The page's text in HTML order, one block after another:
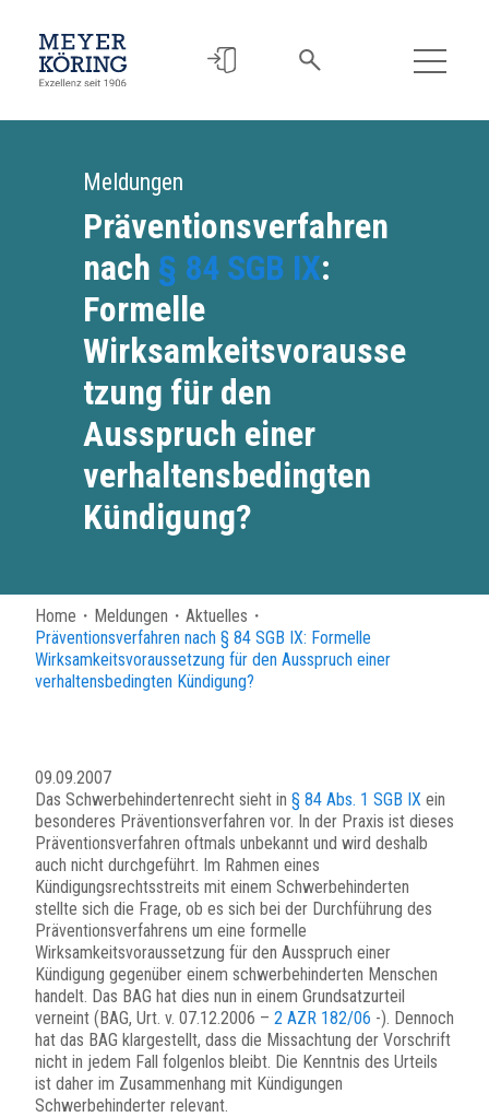
Meldungen
Präventionsverfahren
nach § 84 SGB IX:
Formelle
Wirksamkeitsvorausse
tzung für den
Ausspruch einer
verhaltensbedingten
Kündigung?
Home ・ Meldungen ・ Aktuelles ・
Präventionsverfahren nach § 84 SGB IX: Formelle
Wirksamkeitsvoraussetzung für den Ausspruch einer
verhaltensbedingten Kündigung?
09.09.2007
Das Schwerbehindertenrecht sieht in § 84 Abs. 1 SGB IX ein
besonderes Präventionsverfahren vor. In der Praxis ist dieses
Präventionsverfahren oftmals unbekannt und wird deshalb
auch nicht durchgeführt. Im Rahmen eines
Kündigungsrechtsstreits mit einem Schwerbehinderten
stellte sich die Frage, ob es sich bei der Durchführung des
Präventionsverfahrens um eine formelle
Wirksamkeitsvoraussetzung für den Ausspruch einer
Kündigung gegenüber einem schwerbehinderten Menschen
handelt. Das BAG hat dies nun in einem Grundsatzurteil
verneint (BAG, Urt. v. 07.12.2006 – 2 AZR 182/06 -). Dennoch
hat das BAG klargestellt, dass die Missachtung der Vorschrift
nicht in jedem Fall folgenlos bleibt. Die Kenntnis des Urteils
ist daher im Zusammenhang mit Kündigungen
Schwerbehinderter relevant.